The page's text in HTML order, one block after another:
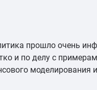
прошло очень
и по делу с
моделирования